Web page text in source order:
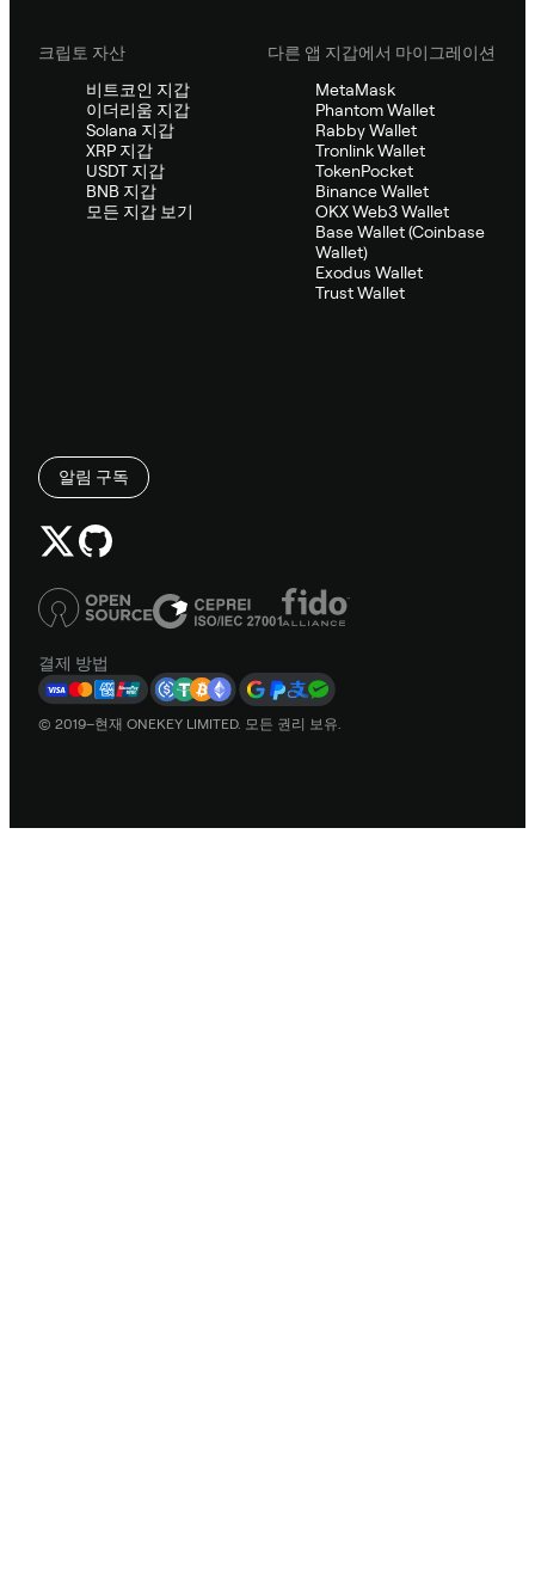
크립토 자산
비트코인 지갑
이더리움 지갑
Solana 지갑
XRP 지갑
USDT 지갑
BNB 지갑
모든 지갑 보기
다른 앱 지갑에서 마이그레이션
MetaMask
Phantom Wallet
Rabby Wallet
Tronlink Wallet
TokenPocket
Binance Wallet
OKX Web3 Wallet
Base Wallet (Coinbase
Wallet)
Exodus Wallet
Trust Wallet
알림 구독
결제 방법
© 2019–현재 ONEKEY LIMITED. 모든 권리 보유.